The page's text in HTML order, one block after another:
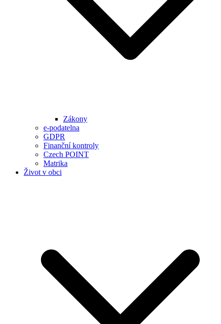
Zákony
e-podatelna
GDPR
Finanční kontroly
Czech POINT
Matrika
Život v obci